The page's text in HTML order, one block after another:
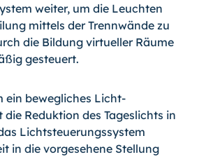
wei­ter, um die Leuchten
mittels der Trennwände zu
die Bildung virtueller Räume
gesteuert.
ein bewegliches Licht­
Reduktion des Ta­geslichts in
Licht­steuerungssystem
in die vorgesehene Stellung